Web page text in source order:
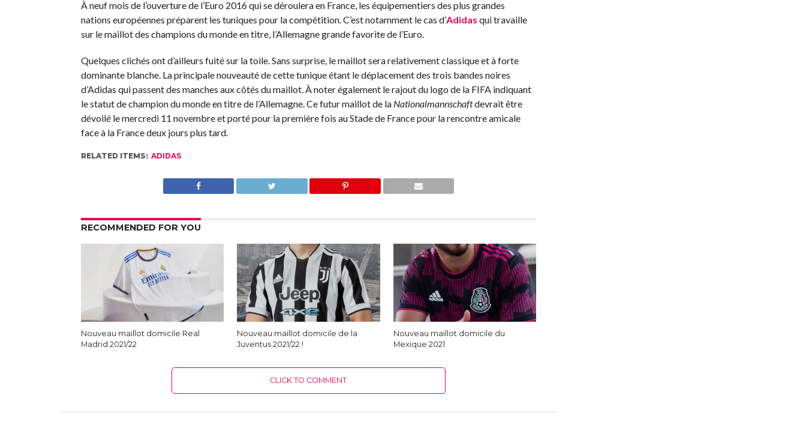
À neuf mois de l’ouverture de l’Euro 2016 qui se déroulera en France, les équipementiers des plus grandes
nations européennes préparent les tuniques pour la compétition. C’est notamment le cas d’Adidas qui travaille
sur le maillot des champions du monde en titre, l’Allemagne grande favorite de l’Euro.
Quelques clichés ont d’ailleurs fuité sur la toile. Sans surprise, le maillot sera relativement classique et à forte
dominante blanche. La principale nouveauté de cette tunique étant le déplacement des trois bandes noires
d’Adidas qui passent des manches aux côtés du maillot. À noter également le rajout du logo de la FIFA indiquant
le statut de champion du monde en titre de l’Allemagne. Ce futur maillot de la Nationalmannschaftdevrait être
dévoilé le mercredi 11 novembre et porté pour la première fois au Stade de France pour la rencontre amicale
face à la France deux jours plus tard.
RELATED ITEMS: ADIDAS
RECOMMENDED FOR YOU
Nouveau maillot domicile Real
Madrid 2021/22
Nouveau maillot domicile de la
Juventus 2021/22 !
Nouveau maillot domicile du
Mexique 2021
CLICK TO COMMENT